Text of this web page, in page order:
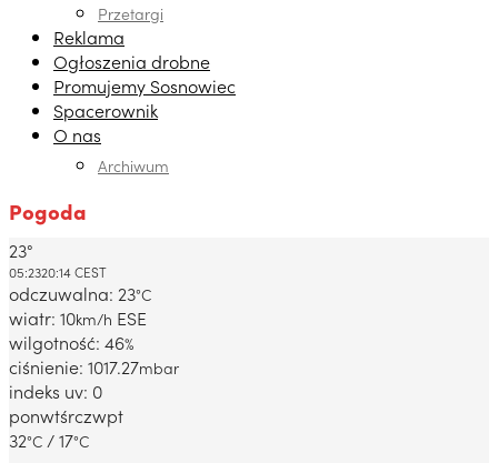
Przetargi
Reklama
Ogłoszenia drobne
Promujemy Sosnowiec
Spacerownik
O nas
Archiwum
Pogoda
Dabrowa Gornicza, PL
23°
05:2320:14 CEST
odczuwalna: 23°C
wiatr: 10km/h ESE
wilgotność: 46%
ciśnienie: 1017.27mbar
indeks uv: 0
ponwtśrczwpt
32°C / 17°C